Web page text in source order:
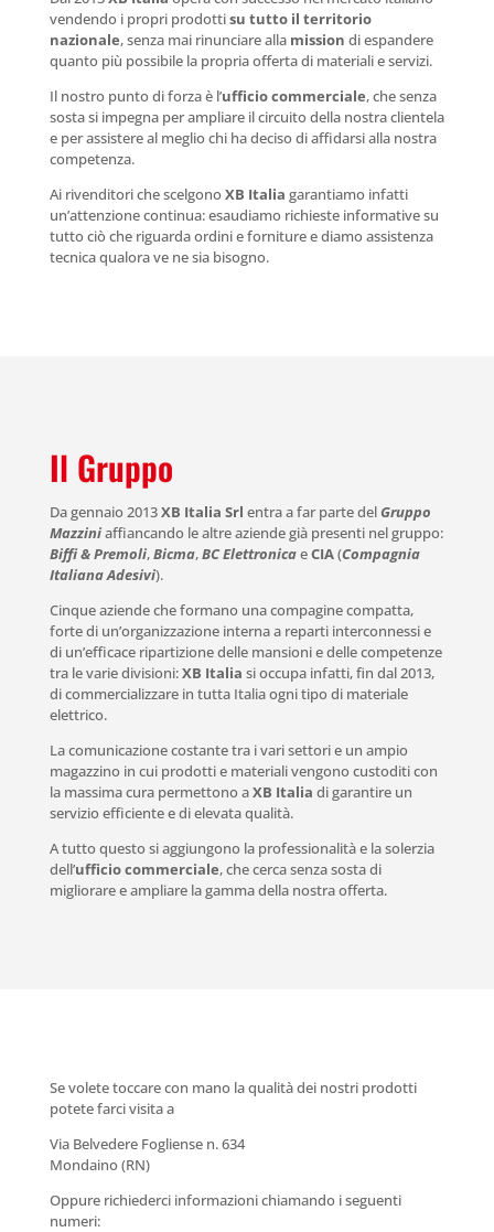
vendendo i propri prodottisu tutto il territorio
nazionale, senza mai rinunciare alla mission di espandere
quanto più possibile la propria offerta di materiali e servizi.
Il nostro punto di forza è l’ufficio commerciale, che senza
sosta si impegna per ampliare il circuito della nostra clientela
e per assistere al meglio chi ha deciso di affidarsi alla nostra
competenza.
Ai rivenditori che scelgonoXB Italia garantiamo infatti
un’attenzione continua: esaudiamo richieste informative su
tutto ciò che riguarda ordini e forniture e diamo assistenza
tecnica qualora ve ne sia bisogno.
Il Gruppo
Da gennaio 2013XB Italia Srl entra a far parte delGruppo
Mazziniaffiancando le altre aziende già presenti nel gruppo:
Biffi & Premoli,Bicma,BC ElettronicaeCIA(Compagnia
Italiana Adesivi).
Cinque aziende che formano una compagine compatta,
forte di un’organizzazione interna a reparti interconnessi e
di un’efficace ripartizione delle mansioni e delle competenze
tra le varie divisioni:XB Italia si occupa infatti, fin dal 2013,
di commercializzare in tutta Italia ogni tipo di materiale
elettrico.
La comunicazione costante tra i vari settori e un ampio
magazzino in cui prodotti e materiali vengono custoditi con
la massima cura permettono aXB Italia di garantire un
servizio efficiente e di elevata qualità.
A tutto questo si aggiungono la professionalità e la solerzia
dell’ufficio commerciale, che cerca senza sosta di
migliorare e ampliare la gamma della nostra offerta.
Se volete toccare con mano la qualità dei nostri prodotti
potete farci visita a
Via Belvedere Fogliense n. 634
Mondaino (RN)
Oppure richiederci informazioni chiamando i seguenti
numeri: